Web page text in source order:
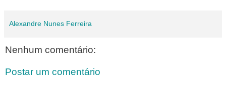
Alexandre Nunes Ferreira
Nenhum comentário:
Postar um comentário